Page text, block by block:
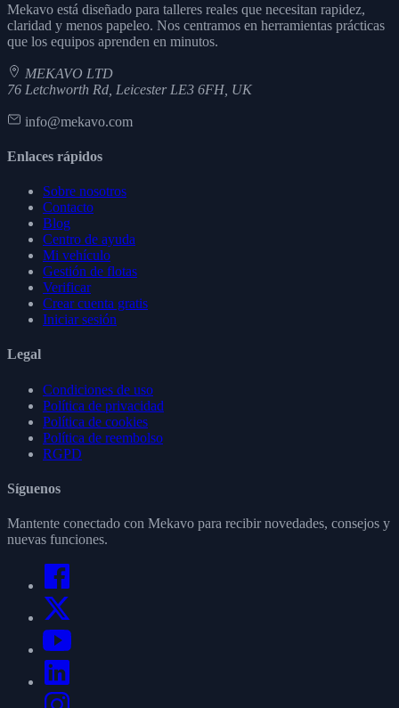
Mekavo está diseñado para talleres reales que necesitan rapidez,
claridad y menos papeleo. Nos centramos en herramientas prácticas
que los equipos aprenden en minutos.
MEKAVO LTD
76 Letchworth Rd, Leicester LE3 6FH, UK
info@mekavo.com
Enlaces rápidos
Sobre nosotros
Contacto
Blog
Centro de ayuda
Mi vehículo
Gestión de flotas
Verificar
Crear cuenta gratis
Iniciar sesión
Legal
Condiciones de uso
Política de privacidad
Política de cookies
Política de reembolso
RGPD
Síguenos
Mantente conectado con Mekavo para recibir novedades, consejos y
nuevas funciones.